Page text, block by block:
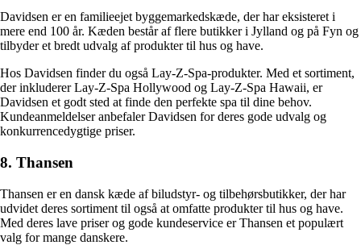
Davidsen er en familieejet byggemarkedskæde, der har eksisteret i
mere end 100 år. Kæden består af flere butikker i Jylland og på Fyn og
tilbyder et bredt udvalg af produkter til hus og have.
Hos Davidsen finder du også Lay-Z-Spa-produkter. Med et sortiment,
der inkluderer Lay-Z-Spa Hollywood og Lay-Z-Spa Hawaii, er
Davidsen et godt sted at finde den perfekte spa til dine behov.
Kundeanmeldelser anbefaler Davidsen for deres gode udvalg og
konkurrencedygtige priser.
8. Thansen
Thansen er en dansk kæde af biludstyr- og tilbehørsbutikker, der har
udvidet deres sortiment til også at omfatte produkter til hus og have.
Med deres lave priser og gode kundeservice er Thansen et populært
valg for mange danskere.